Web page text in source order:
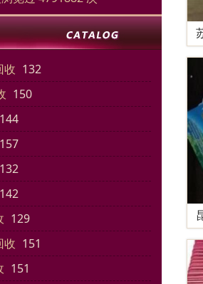
收 132
150
144
157
132
142
129
收 151
151